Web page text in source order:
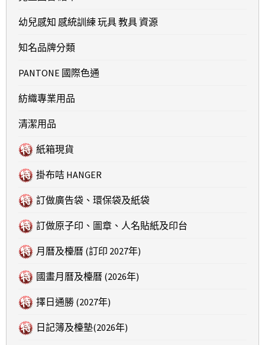
幼兒感知 感統訓練 玩具 教具 資源
知名品牌分類
PANTONE 國際色通
紡織專業用品
清潔用品
紙箱現貨
掛布咭 HANGER
訂做廣告袋、環保袋及紙袋
訂做原子印、圖章、人名貼紙及印台
月曆及檯曆 (訂印 2027年)
國畫月曆及檯曆 (2026年)
擇日通勝 (2027年)
日記簿及檯墊(2026年)